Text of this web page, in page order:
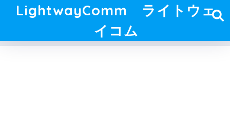
LightwayComm ライトウェ
イコム